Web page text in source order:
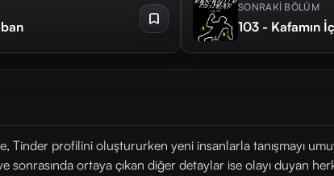
SONRAKİ BÖLÜM
103 - Kafamın
Tinder profilini oluştururken yeni insanlarla tanışmayı
ortaya çıkan diğer detaylar ise olayı duyan